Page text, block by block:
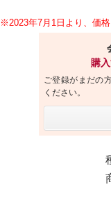
※2023年7月1日より、価格
購
ご登録がまだの
ください。